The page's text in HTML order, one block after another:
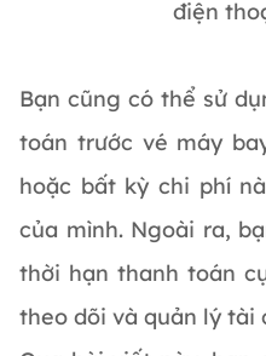
điện
Bạn cũng có thể sử
toán trước vé máy
hoặc bất kỳ chi phí
của mình. Ngoài ra,
thời hạn thanh toán
theo dõi và quản lý tài